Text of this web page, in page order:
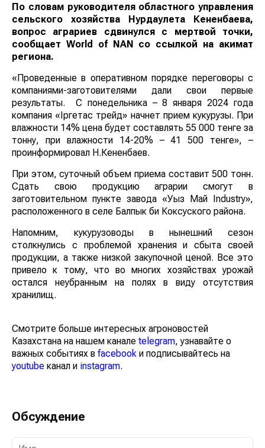
По словам руководителя областного управления
сельского хозяйства Нурдаулета Кененбаева,
вопрос аграриев сдвинулся с мертвой точки,
сообщает World of NAN со ссылкой на акимат
региона.
«Проведенные в оперативном порядке переговоры с
компаниями-заготовителями дали свои первые
результаты. С понедельника – 8 января 2024 года
компания «Іргетас трейд» начнет прием кукурузы. При
влажности 14% цена будет составлять 55 000 тенге за
тонну, при влажности 14-20% – 41 500 тенге», –
проинформировал Н.Кененбаев.
При этом, суточный объем приема составит 500 тонн.
Сдать свою продукцию аграрии смогут в
заготовительном пункте завода «Уыз Май Industry»,
расположенного в селе Балпык би Коксуского района.
Напомним, кукурузоводы в нынешний сезон
столкнулись с проблемой хранения и сбыта своей
продукции, а также низкой закупочной ценой. Все это
привело к тому, что во многих хозяйствах урожай
остался неубранным на полях в виду отсутствия
хранилищ.
Смотрите больше интересных агроновостей
Казахстана на нашем канале telegram, узнавайте о
важных событиях в facebook и подписывайтесь на
youtube канал и instagram.
Обсуждение